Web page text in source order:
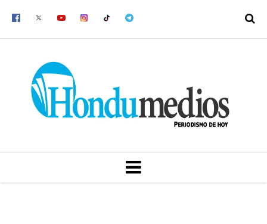
MENU